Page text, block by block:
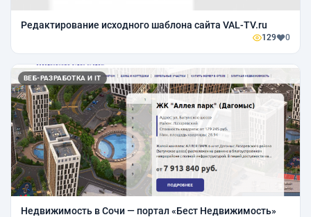
Редактирование исходного шаблона сайта VAL-TV.ru
129 0
ВЕБ-РАЗРАБОТКА И IT
Недвижимость в Сочи — портал «Бест Недвижимость»